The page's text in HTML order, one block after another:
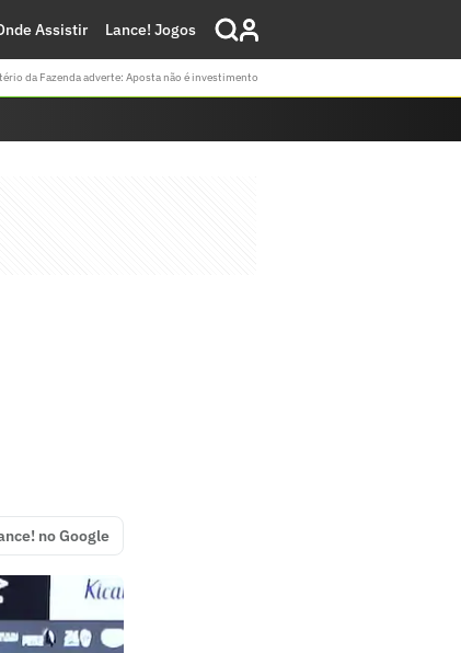
Assistir Lance! Jogos
da Fazenda adverte: Aposta não é investimento
no Google